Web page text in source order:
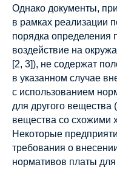
Однако документы,
в рамках реализации
порядка определения
воздействие на
[2, 3]), не содержат
в указанном случае
с использованием
для другого вещества
вещества со схожими
Некоторые
требования о
нормативов платы